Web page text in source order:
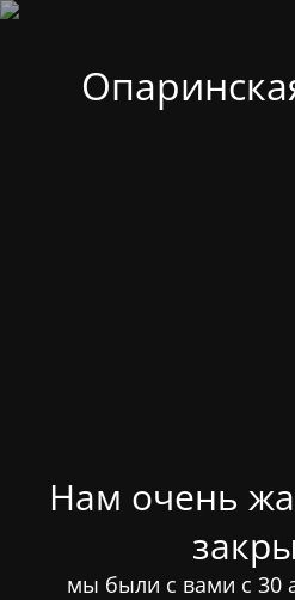
Нам очень
мы были с вами с 30